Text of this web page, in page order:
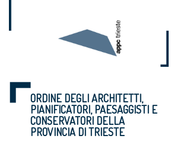
ORDINE DEGLI ARCHITETTI,
PIANIFICATORI, PAESAGGISTI E
CONSERVATORI DELLA
PROVINCIA DI TRIESTE